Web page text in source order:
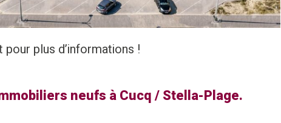
plus d’informations !
neufs à Cucq / Stella-Plage.